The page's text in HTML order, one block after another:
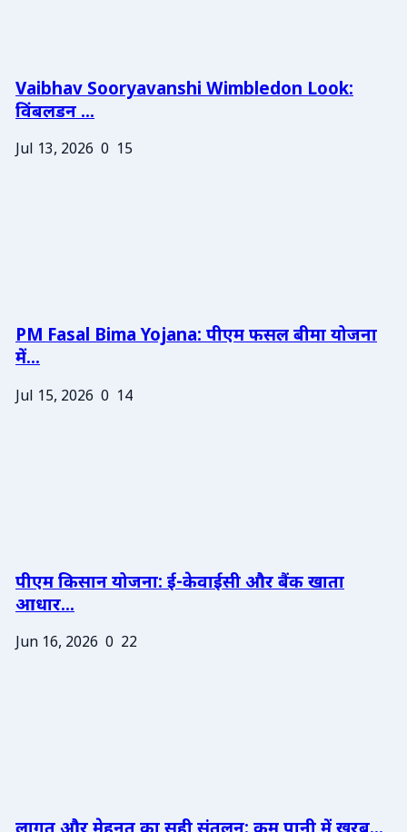
Vaibhav Sooryavanshi Wimbledon Look:
विंबलडन ...
Jul 13, 2026 0 15
PM Fasal Bima Yojana: पीएम फसल बीमा योजना
में...
Jul 15, 2026 0 14
पीएम किसान योजना: ई-केवाईसी और बैंक खाता
आधार...
Jun 16, 2026 0 22